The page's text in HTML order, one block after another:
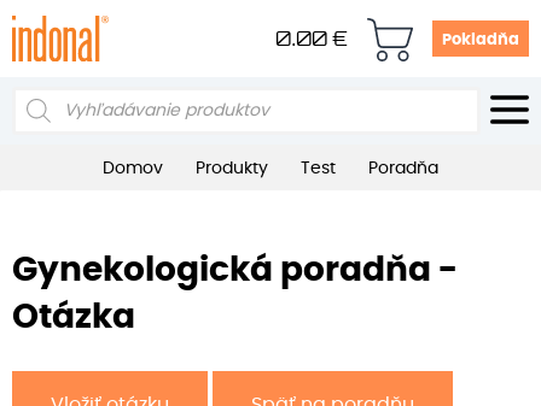
0.00 € Pokladňa
Products
Domov Produkty Test Poradňa
Gynekologická poradňa -
Otázka